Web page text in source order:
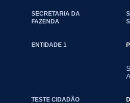
SECRETARIA DA
FAZENDA
ENTIDADE 1
TESTE CIDADÃO